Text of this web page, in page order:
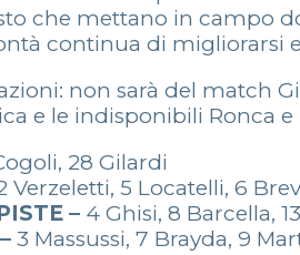
che mettano in campo
continua di
non sarà del match
e le indisponibili Ronca
28 Gilardi
Verzeletti, 5 Locatelli, 6
– 4 Ghisi, 8 Barcella,
3 Massussi, 7 Brayda, 9